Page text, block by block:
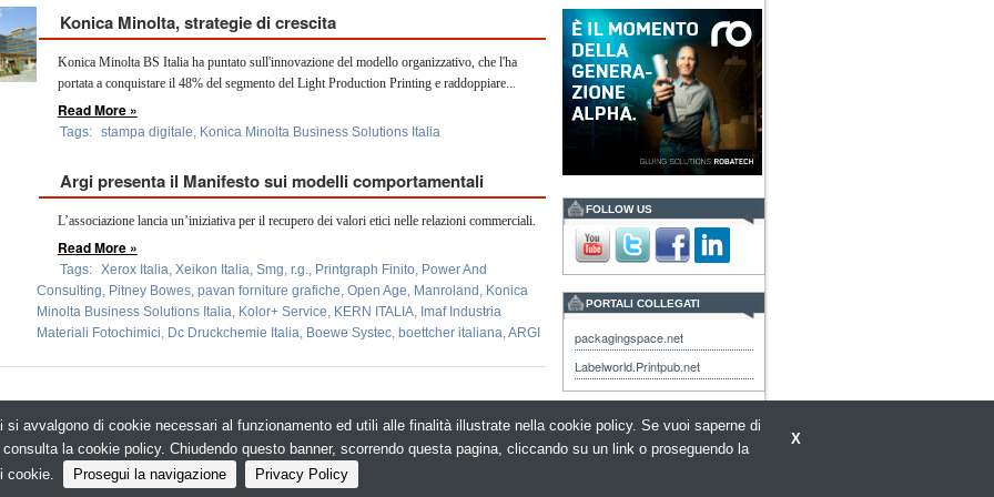
Konica Minolta, strategie di crescita
Konica Minolta BS Italia ha puntato sull'innovazione del modello organizzativo, che l'ha
portata a conquistare il 48% del segmento del Light Production Printing e raddoppiare...
Read More »
Tags: stampa digitale Konica Minolta Business Solutions Italia
Argi presenta il Manifesto sui modelli comportamentali
L’associazione lancia un’iniziativa per il recupero dei valori etici nelle relazioni commerciali.
Read More »
Tags: Xerox Italia Xeikon Italia Smg r.g. Printgraph Finito Power And
Consulting Pitney Bowes, pavan forniture grafiche Open Age Manroland Konica
Minolta Business Solutions Italia Kolor+ Service KERN ITALIA, Imaf Industria
Materiali Fotochimici Dc Druckchemie Italia Boewe Systec, boettcher italiana ARGI
FOLLOW US
PORTALI COLLEGATI
packagingspace.net
Labelworld.Printpub.net
© Copyright 2026. PrintPUB.net - N.ro Iscrizione ROC 35480 -
X
avvalgono di cookie necessari al funzionamento ed utili alle finalità illustrate nella cookie policy. Se vuoi saperne di
la cookie policy. Chiudendo questo banner, scorrendo questa pagina, cliccando su un link o proseguendo la
cookie.
Prosegui la navigazione Privacy Policy